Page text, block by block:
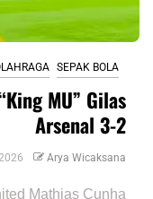
SEPAK BOLA
MU” Gilas
Arsenal 3-2
Arya Wicaksana
Mathias Cunha